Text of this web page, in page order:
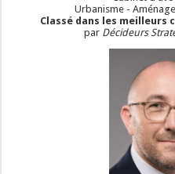
Urbanisme -
Classé dans les
par Décideurs